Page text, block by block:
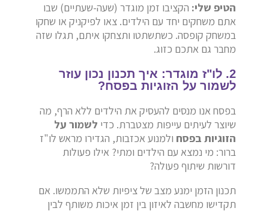
הטיפ שלי: הקציבו זמן מוגדר (שעה-שעתיים) שבו
אתם משחקים יחד עם הילדים. צאו לפיקניק או שחקו
במשחק קופסה. כשתשתטו ותצחקו איתם, תגלו שזה
מחבר גם אתכם כזוג.
2. לו"ז מוגדר: איך תכנון נכון עוזר
לשמור על הזוגיות בפסח?
בפסח אנו מנסים להעסיק את הילדים ללא הרף, מה
שיוצר לעיתים עייפות מצטברת. כדי לשמור על
הזוגיות בפסח ולמנוע אכזבות, הגדירו מראש לו"ז
ברור: מי נמצא עם הילדים ומתי? אילו פעולות
דורשות שיתוף פעולה?
תכנון הזמן ימנע מצב של ציפיות שלא התממשו. אם
תקדישו מחשבה לאיזון בין זמן איכות משותף לבין